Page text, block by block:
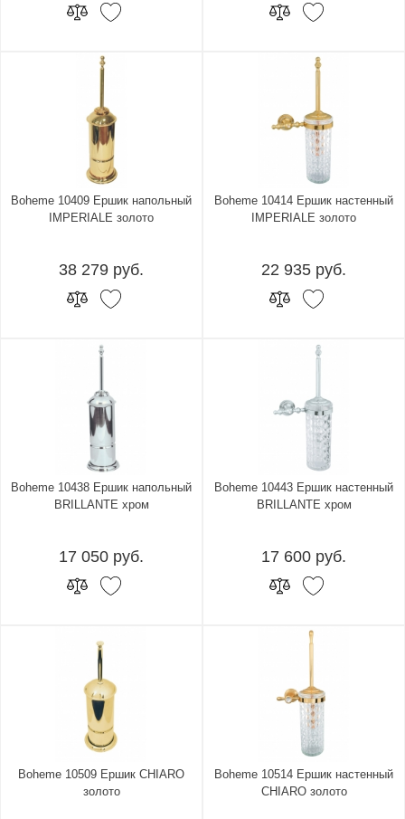
Boheme 10409 Ершик напольный
IMPERIALE золото
38 279 руб.
Boheme 10414 Ершик настенный
IMPERIALE золото
22 935 руб.
Boheme 10438 Ершик напольный
BRILLANTE хром
17 050 руб.
Boheme 10443 Ершик настенный
BRILLANTE хром
17 600 руб.
Boheme 10509 Ершик CHIARO
золото
Boheme 10514 Ершик настенный
CHIARO золото